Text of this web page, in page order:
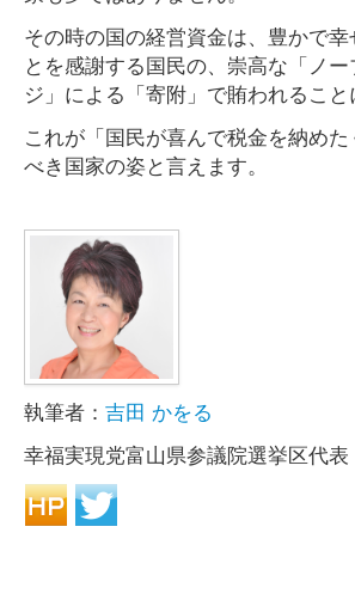
その時の国の経営資金は、豊かで
とを感謝する国民の、崇高な「ノ
ジ」による「寄附」で賄われること
これが「国民が喜んで税金を納め
べき国家の姿と言えます。
執筆者： 吉田 かをる
幸福実現党富山県参議院選挙区代表